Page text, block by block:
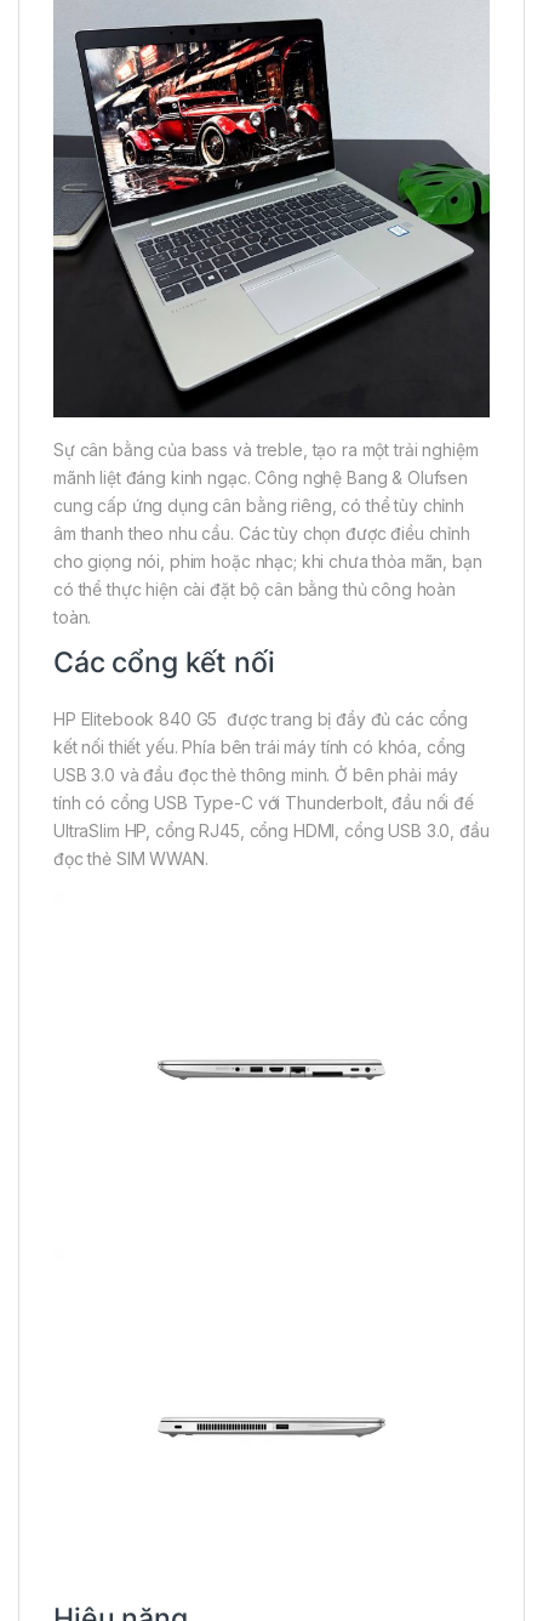
Sự cân bằng của bass và treble, tạo ra một trải nghiệm
mãnh liệt đáng kinh ngạc. Công nghệ Bang & Olufsen
cung cấp ứng dụng cân bằng riêng, có thể tùy chỉnh
âm thanh theo nhu cầu. Các tùy chọn được điều chỉnh
cho giọng nói, phim hoặc nhạc; khi chưa thỏa mãn, bạn
có thể thực hiện cài đặt bộ cân bằng thủ công hoàn
toàn.
Các cổng kết nối
HP Elitebook 840 G5 được trang bị đầy đủ các cổng
kết nối thiết yếu. Phía bên trái máy tính có khóa, cổng
USB 3.0 và đầu đọc thẻ thông minh. Ở bên phải máy
tính có cổng USB Type-C với Thunderbolt, đầu nối đế
UltraSlim HP, cổng RJ45, cổng HDMI, cổng USB 3.0, đầu
đọc thẻ SIM WWAN.